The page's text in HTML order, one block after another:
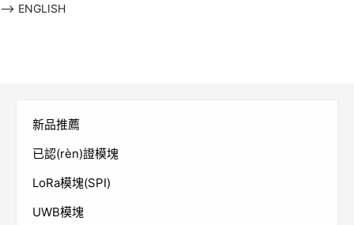
--> ENGLISH
新品推薦
已認(rèn)證模塊
LoRa模塊(SPI)
UWB模塊